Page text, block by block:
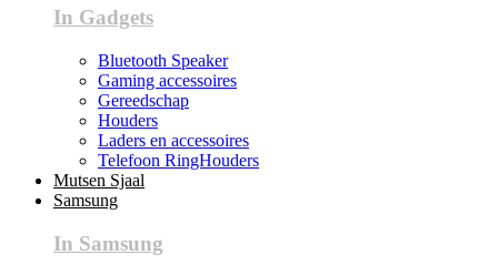
In Gadgets
Bluetooth Speaker
Gaming accessoires
Gereedschap
Houders
Laders en accessoires
Telefoon RingHouders
Mutsen Sjaal
Samsung
In Samsung